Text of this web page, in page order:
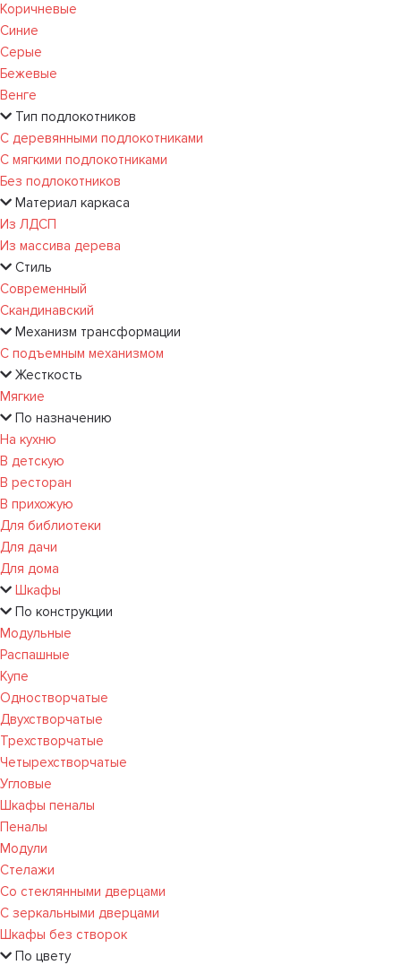
Коричневые
Синие
Серые
Бежевые
Венге
Тип подлокотников
С деревянными подлокотниками
С мягкими подлокотниками
Без подлокотников
Материал каркаса
Из ЛДСП
Из массива дерева
Стиль
Современный
Скандинавский
Механизм трансформации
С подъемным механизмом
Жесткость
Мягкие
По назначению
На кухню
В детскую
В ресторан
В прихожую
Для библиотеки
Для дачи
Для дома
Шкафы
По конструкции
Модульные
Распашные
Купе
Одностворчатые
Двухстворчатые
Трехстворчатые
Четырехстворчатые
Угловые
Шкафы пеналы
Пеналы
Модули
Стелажи
Со стеклянными дверцами
С зеркальными дверцами
Шкафы без створок
По цвету